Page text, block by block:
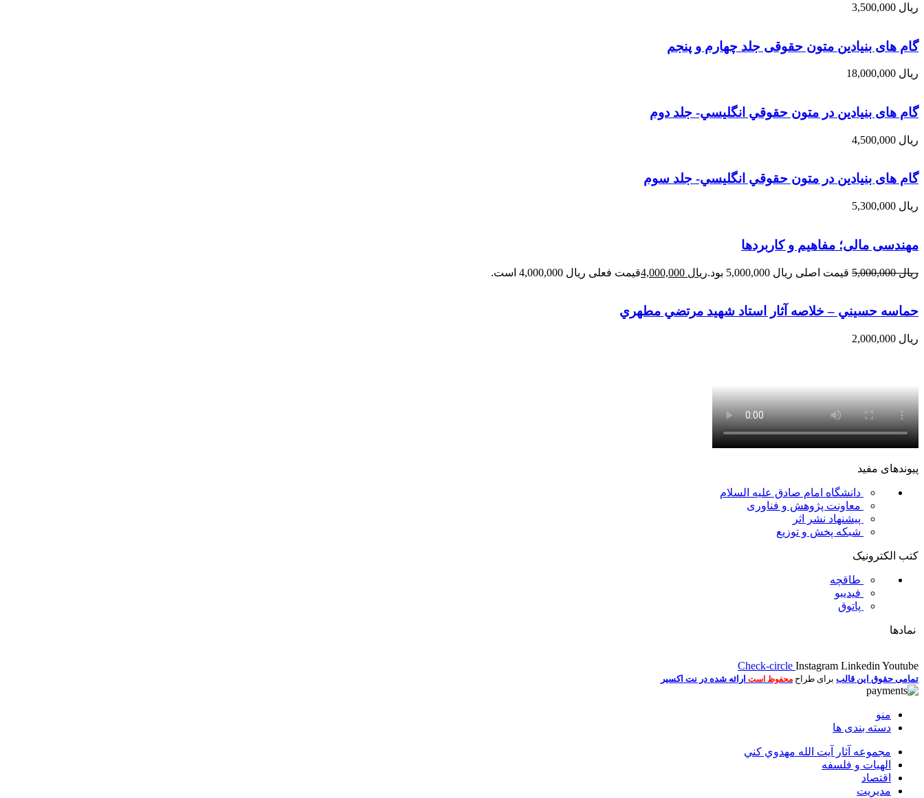
ریال
گام های بنیادین متون حقوقی جلد چهارم و پنجم
ریال
گام های بنیادین در متون حقوقي انگليسي- جلد دوم
ریال
گام های بنیادین در متون حقوقي انگليسي- جلد سوم
ریال
مهندسی مالی؛ مفاهیم و کاربردها
ریال5,000,000 قیمت اصلی ریال 5,000,000 بود. ریال قیمت فعلی ریال 4,000,000 است.
حماسه حسيني – خلاصه آثار استاد شهيد مرتضي مطهري
ریال
پیوندهای مفید
دانشگاه امام صادق علیه السلام
معاونت پژوهش و فناوری
پیشنهاد نشر اثر
شبکه پخش و توزیع
کتب الکترونیک
طاقچه
فیدیبو
پاتوق
نمادها
Check-circle Instagram Linkedin Youtube
تمامی حقوق این قالب برای طراح محفوظ است ارائه شده در نت اکسیر
منو
دسته بندی ها
مجموعه آثار آيت الله مهدوي كني
الهیات و فلسفه
اقتصاد
مديريت